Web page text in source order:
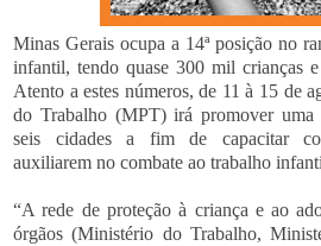
Minas Gerais ocupa a 14ª posição no
infantil, tendo quase 300 mil crianças e
Atento a estes números, de 11 à 15 de
do Trabalho (MPT) irá promover uma
seis cidades a fim de capacitar
auxiliarem no combate ao trabalho
“A rede de proteção à criança e ao
órgãos (Ministério do Trabalho,